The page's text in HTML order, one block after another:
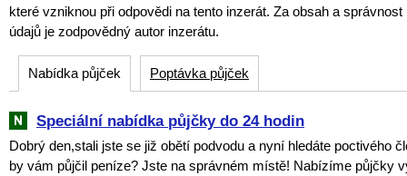
které vzniknou při odpovědi na tento inzerát. Za obsah a
údajů je zodpovědný autor inzerátu.
Nabídka půjček Poptávka půjček
Speciální nabídka půjčky do 24 hodin
Dobrý den,stali jste se již obětí podvodu a nyní hledáte poctivého
by vám půjčil peníze? Jste na správném místě! Nabízíme půjčky